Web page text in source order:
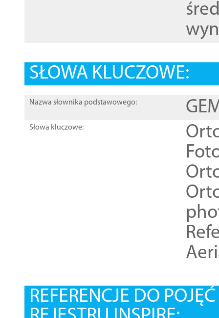
SŁOWA KLUCZOWE:
Nazwa słownika podstawowego:
Słowa kluczowe:
REFERENCJE DO